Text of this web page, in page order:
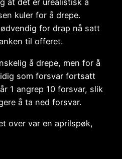
at det er urealistisk å
kuler for å drepe.
for drap nå satt
til offeret.
å drepe, men for å
som forsvar fortsatt
1 angrep 10 forsvar, slik
å ta ned forsvar.
over var en aprilspøk,